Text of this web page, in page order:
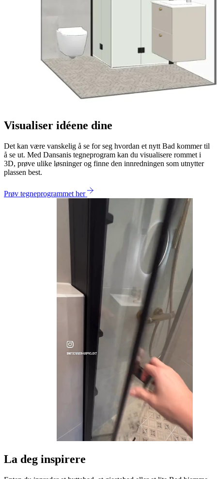
Visualiser idéene dine
Det kan være vanskelig å se for seg hvordan et nytt Bad kommer til
å se ut. Med Dansanis tegneprogram kan du visualisere rommet i
3D, prøve ulike løsninger og finne den innredningen som utnytter
plassen best.
Prøv tegneprogrammet her
La deg inspirere